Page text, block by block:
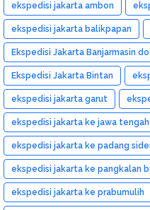
ekspedisi jakarta ambon
ekspedisi jakarta balikpapan
Ekspedisi Jakarta Banjarmasin
Ekspedisi Jakarta Bintan
ekspedisi jakarta garut
ekspedisi jakarta ke jawa tengah
ekspedisi jakarta ke padang
ekspedisi jakarta ke pangkalan
ekspedisi jakarta ke prabumulih